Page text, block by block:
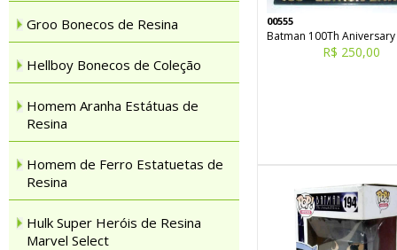
Groo Bonecos de Resina
Hellboy Bonecos de Coleção
Homem Aranha Estátuas de
Resina
Homem de Ferro Estatuetas de
Resina
Hulk Super Heróis de Resina
Marvel Select
00555
Batman 100Th Aniversary
R$ 250,00